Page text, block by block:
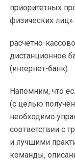
приоритетных
физических лиц»:
расчетно-
дистанционное
(интернет-банк).
Напомним, что
(с целью
необходимо
соответствии с
и лучшими
команды,